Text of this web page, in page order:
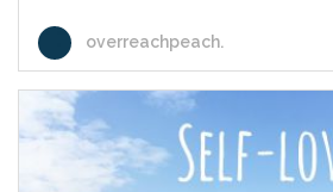
overreachpeach.